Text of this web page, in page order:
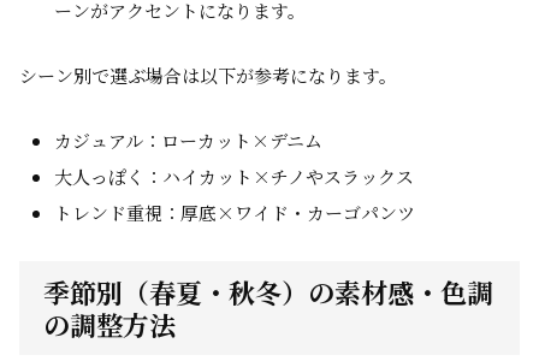
ーンがアクセントになります。
シーン別で選ぶ場合は以下が参考になります。
カジュアル：ローカット×デニム
大人っぽく：ハイカット×チノやスラックス
トレンド重視：厚底×ワイド・カーゴパンツ
季節別（春夏・秋冬）の素材感・色調
の調整方法